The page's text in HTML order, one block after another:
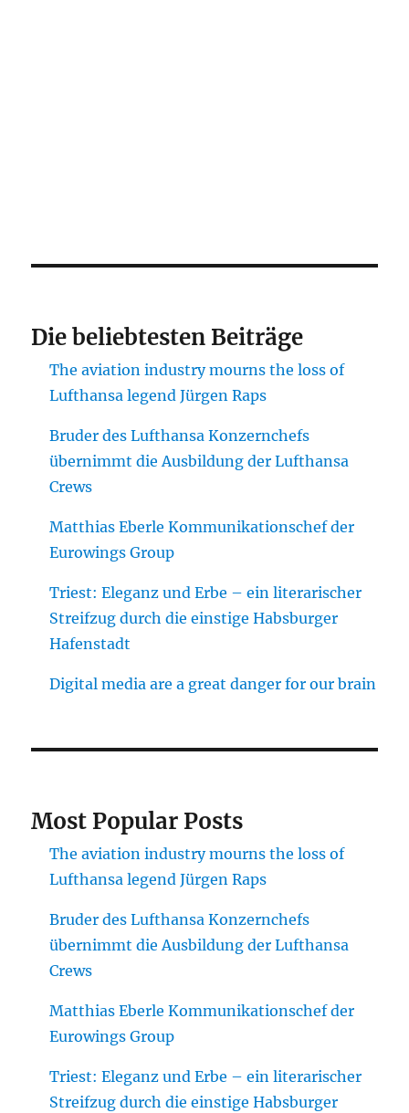
Die beliebtesten Beiträge
The aviation industry mourns the loss of
Lufthansa legend Jürgen Raps
Bruder des Lufthansa Konzernchefs
übernimmt die Ausbildung der Lufthansa
Crews
Matthias Eberle Kommunikationschef der
Eurowings Group
Triest: Eleganz und Erbe – ein literarischer
Streifzug durch die einstige Habsburger
Hafenstadt
Digital media are a great danger for our brain
Most Popular Posts
The aviation industry mourns the loss of
Lufthansa legend Jürgen Raps
Bruder des Lufthansa Konzernchefs
übernimmt die Ausbildung der Lufthansa
Crews
Matthias Eberle Kommunikationschef der
Eurowings Group
Triest: Eleganz und Erbe – ein literarischer
Streifzug durch die einstige Habsburger